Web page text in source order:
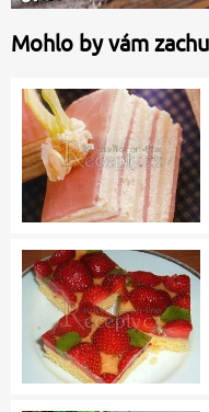
Mohlo by vám